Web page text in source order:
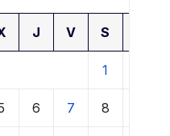
J V S
1
6 7 8